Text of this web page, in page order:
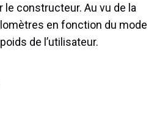
le constructeur. Au vu de la
en fonction du mode
de l’utilisateur.